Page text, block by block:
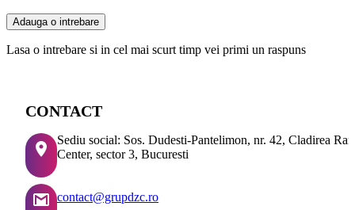
Adauga o intrebare
Lasa o intrebare si in cel mai scurt timp vei primi un raspuns
CONTACT
Sediu social: Sos. Dudesti-Pantelimon, nr. 42, Cladirea
Center, sector 3, Bucuresti
contact@grupdzc.ro